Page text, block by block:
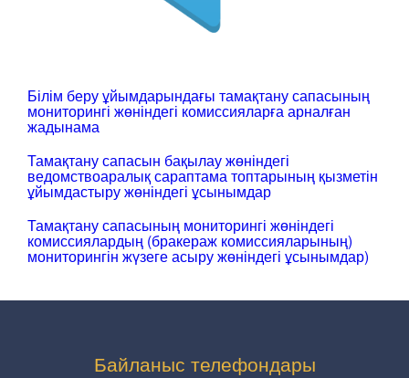
Білім беру ұйымдарындағы тамақтану сапасының
мониторингі жөніндегі комиссияларға арналған
жадынама
Тамақтану сапасын бақылау жөніндегі
ведомствоаралық сараптама топтарының қызметін
ұйымдастыру жөніндегі ұсынымдар
Тамақтану сапасының мониторингі жөніндегі
комиссиялардың (бракераж комиссияларының)
мониторингін жүзеге асыру жөніндегі ұсынымдар)
Байланыс телефондары